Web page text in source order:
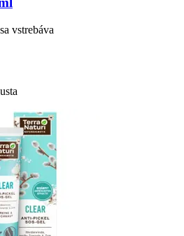
vstrebáva